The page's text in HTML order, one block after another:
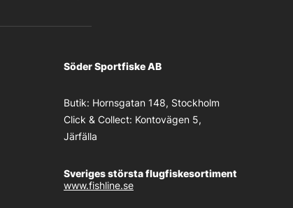
Söder Sportfiske AB
Butik: Hornsgatan 148, Stockholm
Click & Collect: Kontovägen 5,
Järfälla
Sveriges största flugfiskesortiment
www.fishline.se